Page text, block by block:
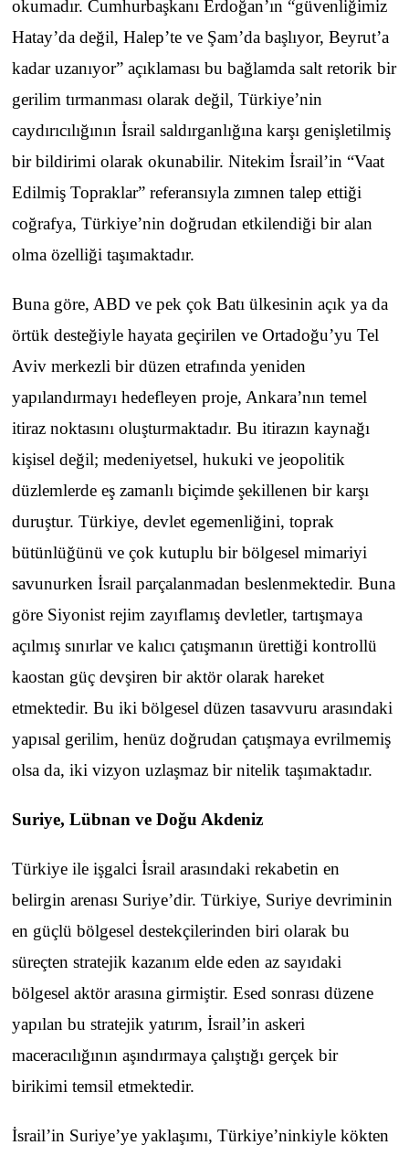
okumadır. Cumhurbaşkanı Erdoğan’ın “güvenliğimiz
Hatay’da değil, Halep’te ve Şam’da başlıyor, Beyrut’a
kadar uzanıyor” açıklaması bu bağlamda salt retorik bir
gerilim tırmanması olarak değil, Türkiye’nin
caydırıcılığının İsrail saldırganlığına karşı genişletilmiş
bir bildirimi olarak okunabilir. Nitekim İsrail’in “Vaat
Edilmiş Topraklar” referansıyla zımnen talep ettiği
coğrafya, Türkiye’nin doğrudan etkilendiği bir alan
olma özelliği taşımaktadır.
Buna göre, ABD ve pek çok Batı ülkesinin açık ya da
örtük desteğiyle hayata geçirilen ve Ortadoğu’yu Tel
Aviv merkezli bir düzen etrafında yeniden
yapılandırmayı hedefleyen proje, Ankara’nın temel
itiraz noktasını oluşturmaktadır. Bu itirazın kaynağı
kişisel değil; medeniyetsel, hukuki ve jeopolitik
düzlemlerde eş zamanlı biçimde şekillenen bir karşı
duruştur. Türkiye, devlet egemenliğini, toprak
bütünlüğünü ve çok kutuplu bir bölgesel mimariyi
savunurken İsrail parçalanmadan beslenmektedir. Buna
göre Siyonist rejim zayıflamış devletler, tartışmaya
açılmış sınırlar ve kalıcı çatışmanın ürettiği kontrollü
kaostan güç devşiren bir aktör olarak hareket
etmektedir. Bu iki bölgesel düzen tasavvuru arasındaki
yapısal gerilim, henüz doğrudan çatışmaya evrilmemiş
olsa da, iki vizyon uzlaşmaz bir nitelik taşımaktadır.
Suriye, Lübnan ve Doğu Akdeniz
Türkiye ile işgalci İsrail arasındaki rekabetin en
belirgin arenası Suriye’dir. Türkiye, Suriye devriminin
en güçlü bölgesel destekçilerinden biri olarak bu
süreçten stratejik kazanım elde eden az sayıdaki
bölgesel aktör arasına girmiştir. Esed sonrası düzene
yapılan bu stratejik yatırım, İsrail’in askeri
maceracılığının aşındırmaya çalıştığı gerçek bir
birikimi temsil etmektedir.
İsrail’in Suriye’ye yaklaşımı, Türkiye’ninkiyle kökten